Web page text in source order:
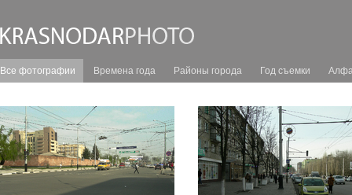
Все фотографии Времена года Районы города Год съемки